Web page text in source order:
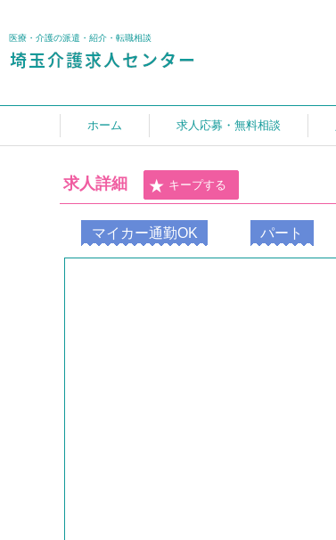
医療・介護の派遣・紹介・転職相談
ホーム 求人応募・無料相談
求人詳細 キープする
マイカー通勤OK パート